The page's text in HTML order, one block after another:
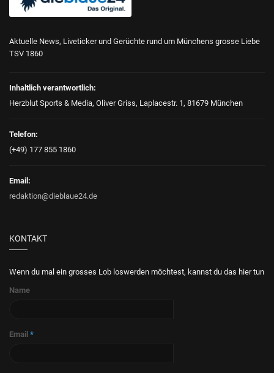
Aktuelle News, Liveticker und Gerüchte rund um Münchens grosse Liebe
TSV 1860
Inhaltlich verantwortlich:
Herzblut Sports & Media, Oliver Griss, Laplacestr. 1, 81679 München
Telefon:
(+49) 177 855 1860
Email:
redaktion@dieblaue24.de
KONTAKT
Wenn du mal ein grosses Lob loswerden möchtest, kannst du das hier tun
Name
Email *